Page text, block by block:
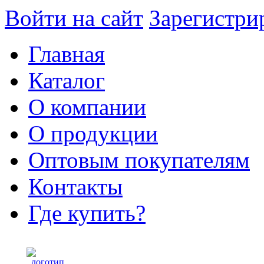
Войти на сайт
Главная
Каталог
О компании
О продукции
Оптовым покупателям
Контакты
Где купить?